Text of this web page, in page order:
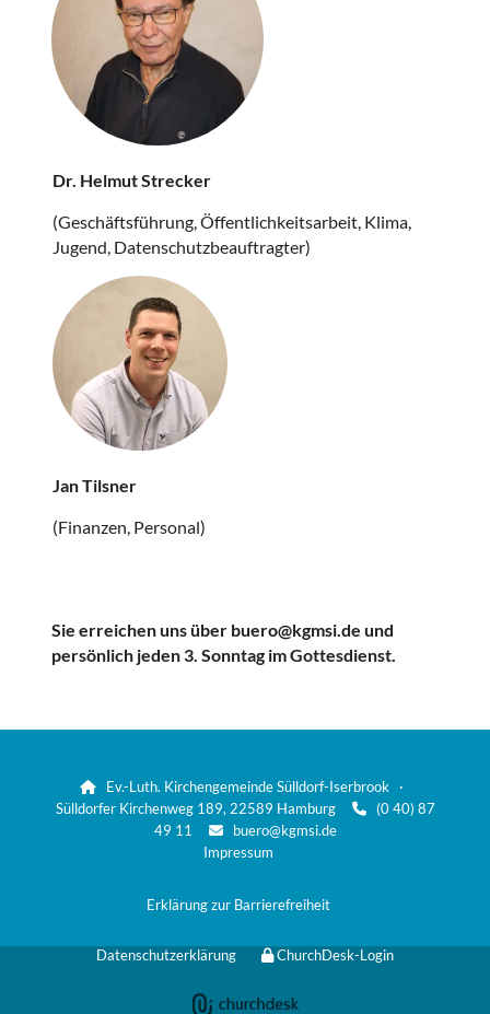
Dr. Helmut Strecker
(Geschäftsführung, Öffentlichkeitsarbeit, Klima,
Jugend, Datenschutzbeauftragter)
Jan Tilsner
(Finanzen, Personal)
Sie erreichen uns über buero@kgmsi.de und
persönlich jeden 3. Sonntag im Gottesdienst.

Ev.-Luth. Kirchengemeinde Sülldorf-Iserbrook ·
Sülldorfer Kirchenweg 189, 22589 Hamburg
(0 40) 87
49 11
buero@kgmsi.de
Impressum
Erklärung zur Barrierefreiheit
Datenschutzerklärung ChurchDesk-Login